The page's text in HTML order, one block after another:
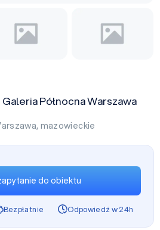
Północna Warszawa
, mazowieckie
do obiektu
Bezpłatnie Odpowiedź w 24h